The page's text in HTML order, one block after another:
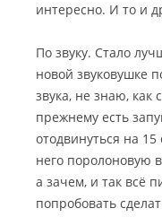
интересно. И то и
По звуку. Стало
новой звуковушке
звука, не знаю, как
прежнему есть
отодвинуться на
него поролоновую
а зачем, и так всё
попробовать